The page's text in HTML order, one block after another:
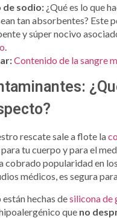
sodio: ¿Qué es lo que
tan absorbentes? Este
y súper nocivo
.
Contenido de la sangre
rescate sale a flote la
tu cuerpo y para el
cobrado popularidad en
médicos, es segura
hechas desilicona de
que no